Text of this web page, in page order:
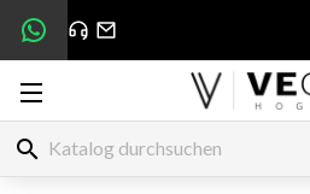
search